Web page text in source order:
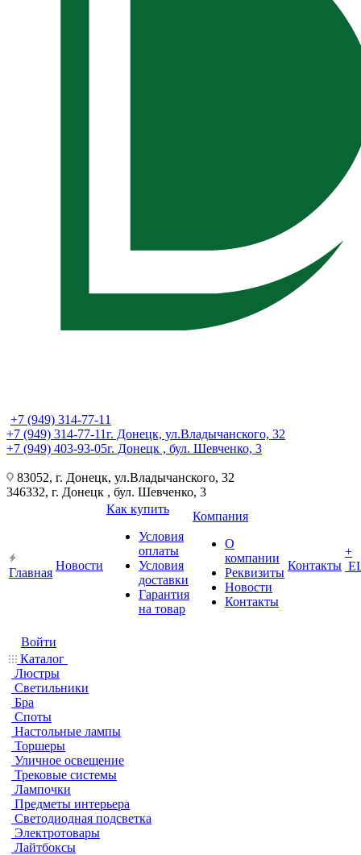
+7 (949) 314-77-11
+7 (949) 314-77-11г. Донецк, ул.Владычанского, 32
+7 (949) 403-93-05г. Донецк , бул. Шевченко, 3
83052, г. Донецк, ул.Владычанского, 32
346332, г. Донецк , бул. Шевченко, 3
Главная
Новости
Как купить
Условия
оплаты
Условия
доставки
Гарантия
на товар
Компания
О
компании
Реквизиты
Новости
Контакты
Контакты
+
Войти
Каталог
Люстры
Светильники
Бра
Споты
Настольные лампы
Торшеры
Уличное освещение
Трековые системы
Лампочки
Предметы интерьера
Светодиодная подсветка
Электротовары
Лайтбоксы